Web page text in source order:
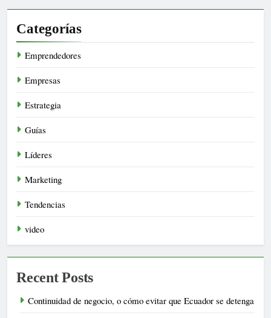
Categorías
Emprendedores
Empresas
Estrategia
Guías
Líderes
Marketing
Tendencias
video
Recent Posts
Continuidad de negocio, o cómo evitar que Ecuador se detenga